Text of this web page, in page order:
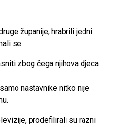
županije, hrabrili jedni
se.
zbog čega njihova djeca
nastavnike nitko nije
prodefilirali su razni